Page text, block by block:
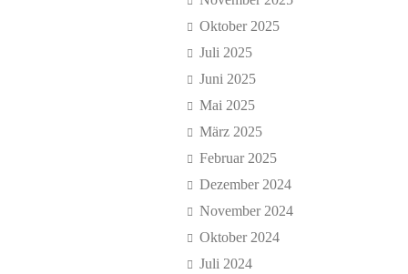
Oktober 2025
Juli 2025
Juni 2025
Mai 2025
März 2025
Februar 2025
Dezember 2024
November 2024
Oktober 2024
Juli 2024